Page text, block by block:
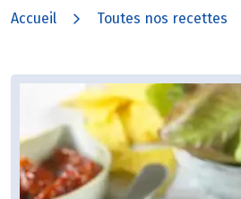
Accueil Toutes nos recettes